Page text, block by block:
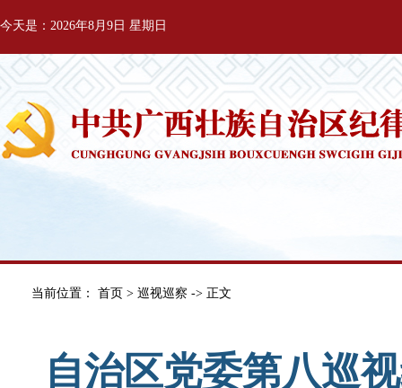
今天是：2026年8月9日 星期日
当前位置： 首页 > 巡视巡察 -> 正文
自治区党委第八巡